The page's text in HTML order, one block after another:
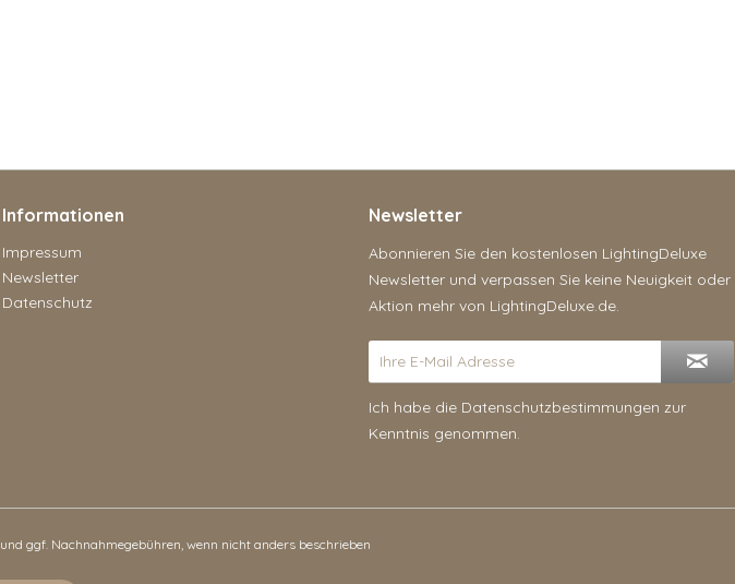
Informationen
Impressum
Newsletter
Datenschutz
Newsletter
Abonnieren Sie den kostenlosen LightingDeluxe
Newsletter und verpassen Sie keine Neuigkeit oder
Aktion mehr von LightingDeluxe.de.
Ich habe die Datenschutzbestimmungen zur
Kenntnis genommen.
und ggf. Nachnahmegebühren, wenn nicht anders beschrieben